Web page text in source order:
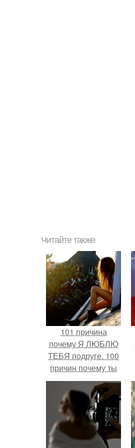
Читайте также
101 причина
почему Я ЛЮБЛЮ
ТЕБЯ подруге. 100
причин почему ты
моя лучшая
подруга.